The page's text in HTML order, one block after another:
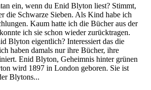
ein, wenn du Enid Blyton liest? Stimmt,
die Schwarze Sieben. Als Kind habe ich
Kaum hatte ich die Bücher aus der
ich sie schon wieder zurücktragen.
Blyton eigentlich? Interessiert das die
haben damals nur ihre Bücher, ihre
Enid Blyton, Geheimnis hinter grünen
wird 1897 in London geboren. Sie ist
Blytons...